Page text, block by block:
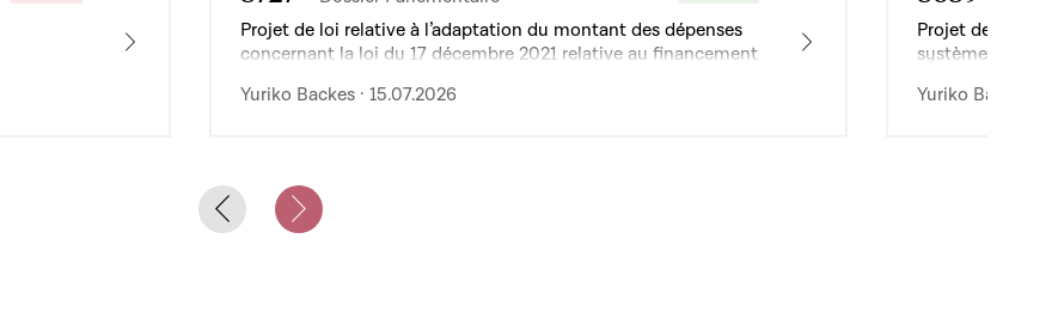
Projet de loi relative à l’adaptation du montant des dépenses
concernant la loi du 17 décembre 2021 relative au financement
Yuriko Backes · 15.07.2026
Projet de loi
systèmes de
Yuriko Backes ·
Previous slide
Next slide